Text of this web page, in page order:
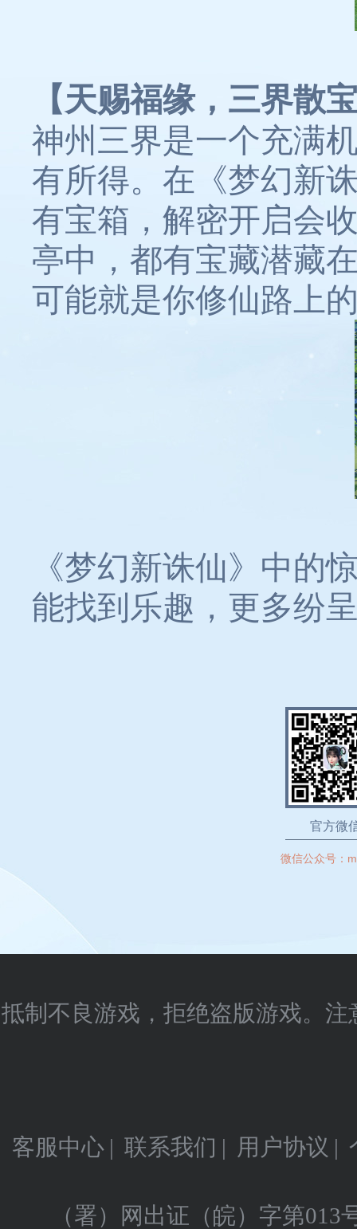
【天赐福缘，三界散
神州三界是一个充满
有所得。在《梦幻新
有宝箱，解密开启会
亭中，都有宝藏潜藏
可能就是你修仙路上
《梦幻新诛仙》中的
能找到乐趣，更多纷
官方微
微信公众号：
抵制不良游戏，拒绝盗版游戏。
客服中心 | 联系我们 | 用户协议 |
（署）网出证（皖）字第013